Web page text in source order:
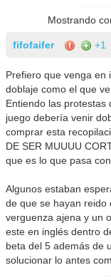
Mostrando
fifofaifer +1
Prefiero que venga en
doblaje como el que
Entiendo las protestas
juego debería venir
comprar esta
DE SER MUUUU
que es lo que pasa
Algunos estaban
de que se hayan reido
verguenza ajena y un
este en inglés dentro
beta del 5 además de
solucionar lo antes